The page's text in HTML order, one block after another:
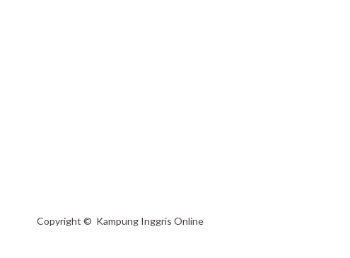
Copyright © Kampung Inggris Online